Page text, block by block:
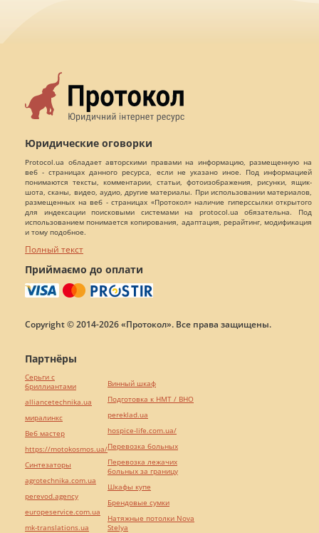
Юридические оговорки
Protocol.ua обладает авторскими правами на информацию, размещенную на
веб - страницах данного ресурса, если не указано иное. Под информацией
понимаются тексты, комментарии, статьи, фотоизображения, рисунки, ящик-
шота, сканы, видео, аудио, другие материалы. При использовании материалов,
размещенных на веб - страницах «Протокол» наличие гиперссылки открытого
для индексации поисковыми системами на protocol.ua обязательна. Под
использованием понимается копирования, адаптация, рерайтинг, модификация
и тому подобное.
Полный текст
Приймаємо до оплати
Copyright © 2014-2026 «Протокол». Все права защищены.
Партнёры
Серьги с
бриллиантами
alliancetechnika.ua
миралинкс
Веб мастер
https://motokosmos.ua/
Синтезаторы
agrotechnika.com.ua
perevod.agency
europeservice.com.ua
mk-translations.ua
Винный шкаф
Подготовка к НМТ / ВНО
pereklad.ua
hospice-life.com.ua/
Перевозка больных
Перевозка лежачих
больных за границу
Шкафы купе
Брендовые сумки
Натяжные потолки Nova
Stelya